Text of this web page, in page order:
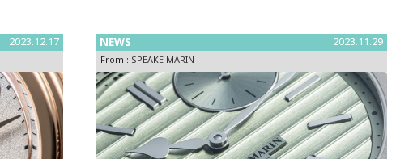
2023.12.17 NEWS 2023.11.29
From : SPEAKE MARIN